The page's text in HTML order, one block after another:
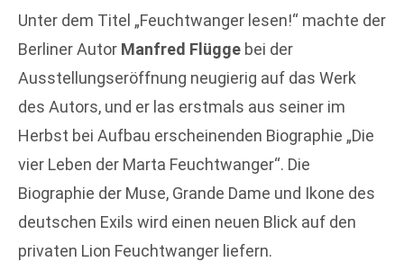
Unter dem Titel „Feuchtwanger lesen!“ machte der
Berliner Autor Manfred Flügge bei der
Ausstellungseröffnung neugierig auf das Werk
des Autors, und er las erstmals aus seiner im
Herbst bei Aufbau erscheinenden Biographie „Die
vier Leben der Marta Feuchtwanger“. Die
Biographie der Muse, Grande Dame und Ikone des
deutschen Exils wird einen neuen Blick auf den
privaten Lion Feuchtwanger liefern.